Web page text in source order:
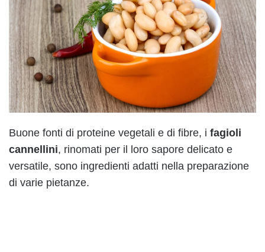
Buone fonti di proteine vegetali e di fibre, i fagioli
cannellini, rinomati per il loro sapore delicato e
versatile, sono ingredienti adatti nella preparazione
di varie pietanze.